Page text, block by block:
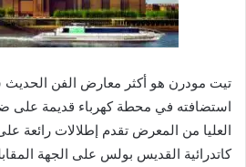
تيت مودرن هو أكثر معارض الفن الحديث
استضافته في محطة كهرباء قديمة على
العليا من المعرض تقدم إطلالات رائعة
كاتدرائية القديس بولس على الجهة